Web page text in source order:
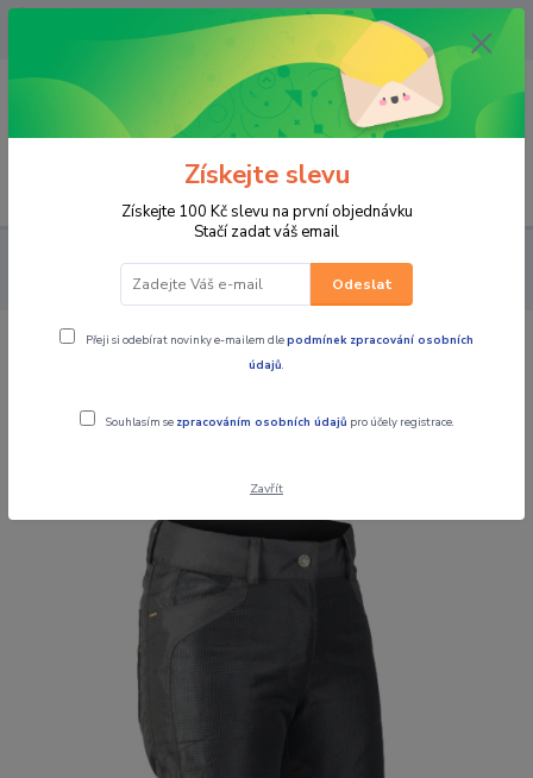
OPAVA 733537099/HLUČÍN
734541648/OLOMOUC 734593593
0,00 CZK
PRO JEZDCE KALHOTY DÁMSKÉ TEXTILNÍ
MBW Dámské
textilní letní moto kalhoty Summer černé
MBW Dámské textilní letní moto
Získejte slevu
Získejte 100 Kč slevu na první objednávku
Stačí zadat váš email
Odeslat
Přeji si odebírat novinky e-mailem dlepodmínek zpracování osobních
údajů.
Souhlasím se zpracováním osobních údajů pro účely registrace.
Zavřít